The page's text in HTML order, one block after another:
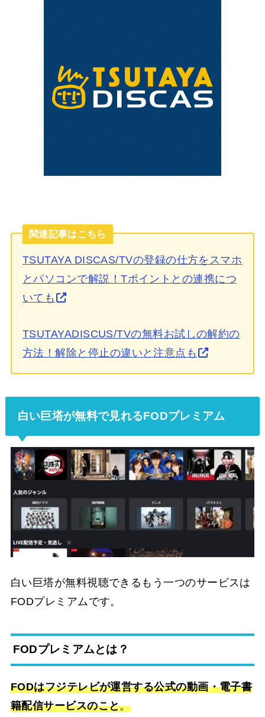
関連記事はこちら
TSUTAYA DISCAS/TVの登録の仕方をスマホ
とパソコンで解説！Tポイントとの連携につ
いても
TSUTAYADISCUS/TVの無料お試しの解約の
方法！解除と停止の違いと注意点も
白い巨塔が無料で見れるFODプレミアム
白い巨塔が無料視聴できるもう一つのサービスは
FODプレミアムです。
FODプレミアムとは？
FODはフジテレビが運営する公式の動画・電子書
籍配信サービスのこと。